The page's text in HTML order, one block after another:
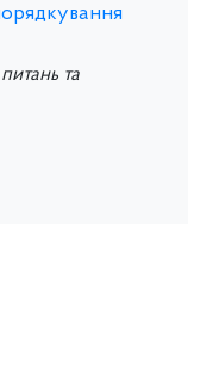
та